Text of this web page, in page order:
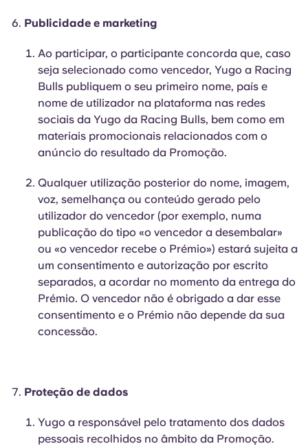
Publicidade e marketing
Ao participar, o participante concorda que, caso
seja selecionado como vencedor, Yugo a Racing
Bulls publiquem o seu primeiro nome, país e
nome de utilizador na plataforma nas redes
sociais da Yugo da Racing Bulls, bem como em
materiais promocionais relacionados com o
anúncio do resultado da Promoção.
Qualquer utilização posterior do nome, imagem,
voz, semelhança ou conteúdo gerado pelo
utilizador do vencedor (por exemplo, numa
publicação do tipo «o vencedor a desembalar»
ou «o vencedor recebe o Prémio») estará sujeita a
um consentimento e autorização por escrito
separados, a acordar no momento da entrega do
Prémio. O vencedor não é obrigado a dar esse
consentimento e o Prémio não depende da sua
concessão.
Proteção de dados
Yugo a responsável pelo tratamento dos dados
pessoais recolhidos no âmbito da Promoção.